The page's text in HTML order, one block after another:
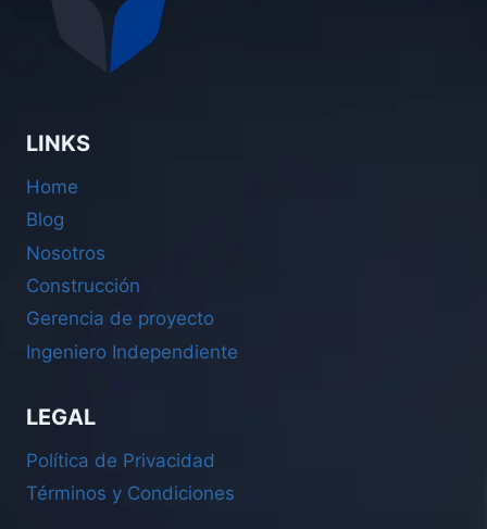
LINKS
Home
Blog
Nosotros
Construcción
Gerencia de proyecto
Ingeniero Independiente
LEGAL
Política de Privacidad
Términos y Condiciones
P PROAI
En línea
a ubicar
proyecto.